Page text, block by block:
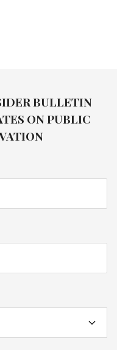
BULLETIN
ON PUBLIC